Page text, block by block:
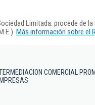
Limitada. procede de
Más información sobre el
COMERCIAL